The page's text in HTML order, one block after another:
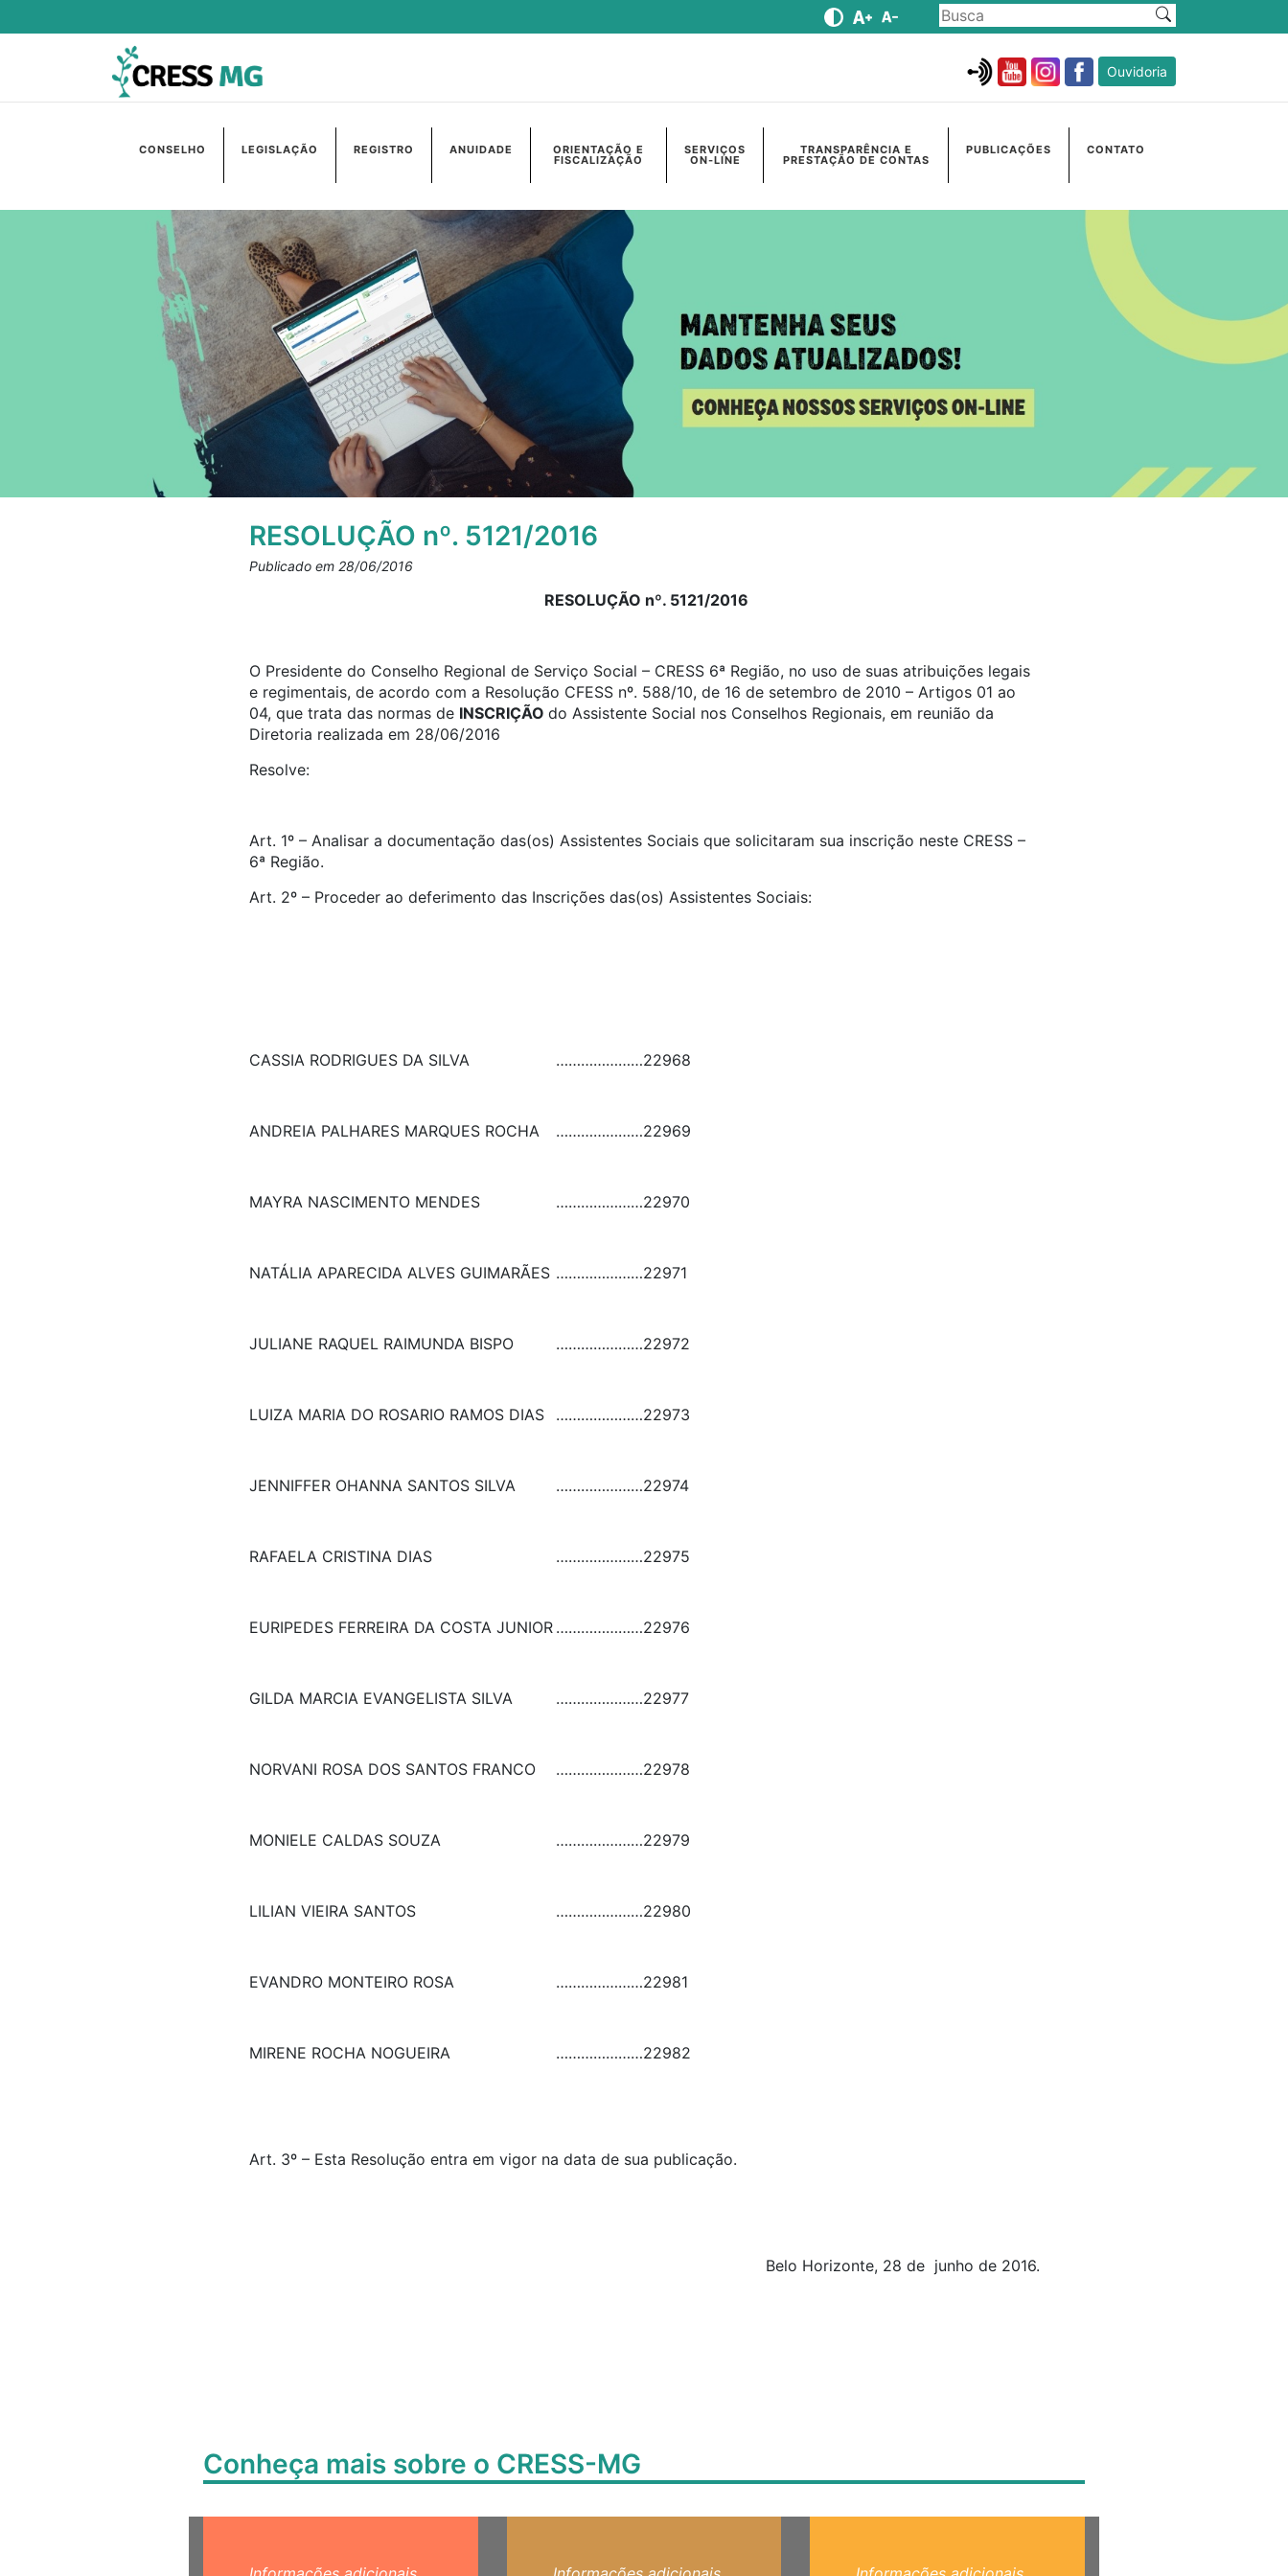
Ouvidoria
CONSELHO LEGISLAÇÃO REGISTRO ANUIDADE ORIENTAÇÃO E
FISCALIZAÇÃO
SERVIÇOS
ON-LINE
TRANSPARÊNCIA E
PRESTAÇÃO DE CONTAS
PUBLICAÇÕES CONTATO
RESOLUÇÃO nº. 5121/2016
Publicado em 28/06/2016
RESOLUÇÃO nº. 5121/2016
O Presidente do Conselho Regional de Serviço Social – CRESS 6ª Região, no uso de suas atribuições legais
e regimentais, de acordo com a Resolução CFESS nº. 588/10, de 16 de setembro de 2010 – Artigos 01 ao
04, que trata das normas de INSCRIÇÃO do Assistente Social nos Conselhos Regionais, em reunião da
Diretoria realizada em 28/06/2016
Resolve:
Art. 1º – Analisar a documentação das(os) Assistentes Sociais que solicitaram sua inscrição neste CRESS –
6ª Região.
Art. 2º – Proceder ao deferimento das Inscrições das(os) Assistentes Sociais:
CASSIA RODRIGUES DA SILVA …………………22968
ANDREIA PALHARES MARQUES ROCHA …………………22969
MAYRA NASCIMENTO MENDES …………………22970
NATÁLIA APARECIDA ALVES GUIMARÃES …………………22971
JULIANE RAQUEL RAIMUNDA BISPO …………………22972
LUIZA MARIA DO ROSARIO RAMOS DIAS …………………22973
JENNIFFER OHANNA SANTOS SILVA …………………22974
RAFAELA CRISTINA DIAS …………………22975
EURIPEDES FERREIRA DA COSTA JUNIOR …………………22976
GILDA MARCIA EVANGELISTA SILVA …………………22977
NORVANI ROSA DOS SANTOS FRANCO …………………22978
MONIELE CALDAS SOUZA …………………22979
LILIAN VIEIRA SANTOS …………………22980
EVANDRO MONTEIRO ROSA …………………22981
MIRENE ROCHA NOGUEIRA …………………22982
Art. 3º – Esta Resolução entra em vigor na data de sua publicação.
Belo Horizonte, 28 de junho de 2016.
Conheça mais sobre o CRESS-MG